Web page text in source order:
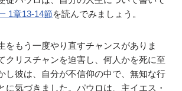
1章13-14節を読んでみましょう。
をもう一度やり直すチャンスがありま
クリスチャンを迫害し、何人かを死に至
し彼は、自分が不信仰の中で、無知な行
に気づきました。パウロは、主イエス・